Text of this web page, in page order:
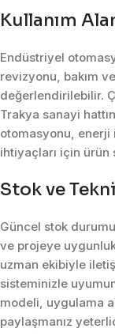
Kullanım
Endüstriyel
revizyonu, bakım
değerlendirilebilir.
Trakya sanayi
otomasyonu,
ihtiyaçları için ürün
Stok ve
Güncel stok
ve projeye
uzman ekibiyle
sisteminizle
modeli, uygulama
paylaşmanız